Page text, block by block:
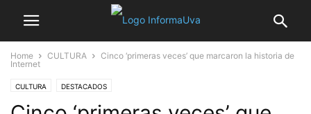
Home CULTURA
Cinco ‘primeras veces’ que marcaron la historia de
Internet
CULTURA DESTACADOS